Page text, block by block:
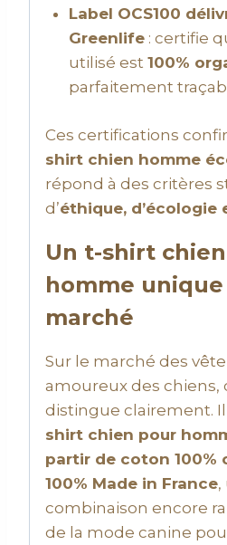
Label OCS100
Greenlife: certifie
utilisé est 100%
parfaitement
Ces certifications
shirt chien homme
répond à des critères
d’éthique, d’écologie
Un t-shirt
homme
marché
Sur le marché des
amoureux des chiens,
distingue clairement. Il
shirt chien pour
partir de coton 100%
100% Made in France,
combinaison encore
de la mode canine